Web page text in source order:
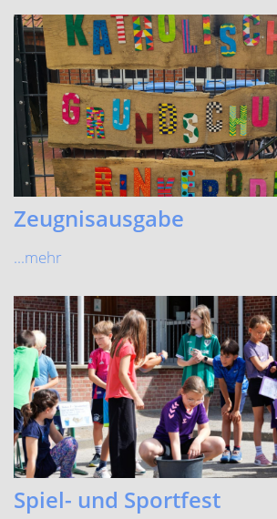
Zeugnisausgabe
...mehr
Spiel- und Sportfest